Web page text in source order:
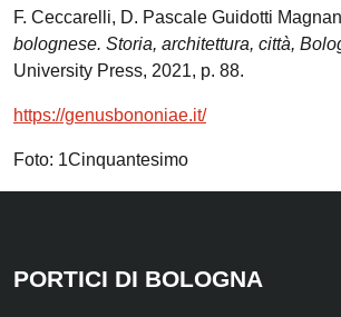
F. Ceccarelli, D. Pascale Guidotti
bolognese. Storia, architettura, città,
University Press, 2021, p. 88.
https://genusbononiae.it/
Foto: 1Cinquantesimo
PORTICI DI BOLOGNA